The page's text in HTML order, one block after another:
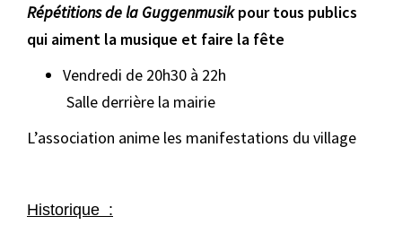
Répétitions de la Guggenmusikpour tous publics
qui aiment la musique et faire la fête
Vendredi de 20h30 à 22h
Salle derrière la mairie
L’association anime les manifestations du village
Historique :